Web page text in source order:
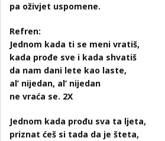
pa oživjet uspomene.
Refren:
Jednom kada ti se meni vratiš,
kada prođe sve i kada shvatiš
da nam dani lete kao laste,
al’ nijedan, al’ nijedan
ne vraća se. 2X
Jednom kada prođu sva ta ljeta,
priznat ćeš si tada da je šteta,